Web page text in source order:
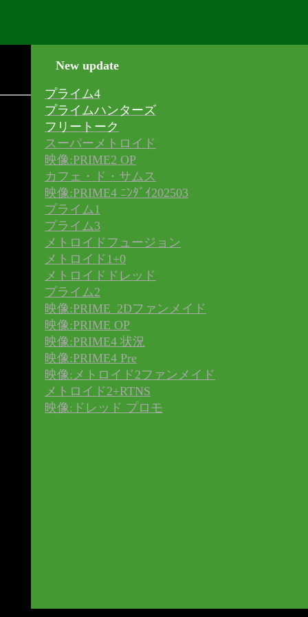
New update
プライム4
プライムハンターズ
フリートーク
スーパーメトロイド
映像:PRIME2 OP
カフェ・ド・サムス
映像:PRIME4 ﾆﾝﾀﾞｲ202503
プライム1
プライム3
メトロイドフュージョン
メトロイド1+0
メトロイドドレッド
プライム2
映像:PRIME_2Dファンメイド
映像:PRIME OP
映像:PRIME4 状況
映像:PRIME4 Pre
映像:メトロイド2ファンメイド
メトロイド2+RTNS
映像:ドレッド プロモ